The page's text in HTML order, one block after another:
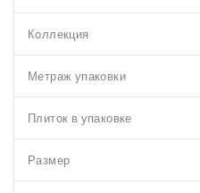
Коллекция
Метраж упаковки
Плиток в упаковке
Размер